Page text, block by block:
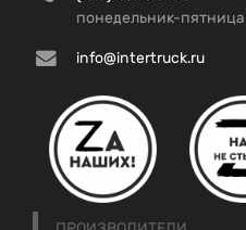
понедельник-
info@intertruck.ru